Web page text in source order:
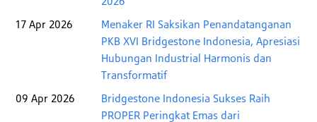
17 Apr 2026
Menaker RI Saksikan Penandatanganan
PKB XVI Bridgestone Indonesia, Apresiasi
Hubungan Industrial Harmonis dan
Transformatif
09 Apr 2026
Bridgestone Indonesia Sukses Raih
PROPER Peringkat Emas dari